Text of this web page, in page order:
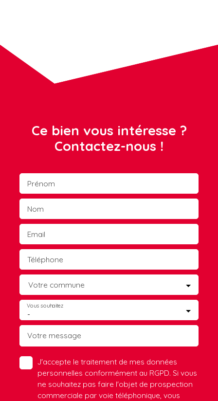
Ce bien vous intéresse ?
Contactez-nous !
Prénom
Nom
Email
Téléphone
Votre commune
-
Vous souhaitez
Votre message
J'accepte le traitement de mes données
personnelles conformément au RGPD. Si vous
ne souhaitez pas faire l'objet de prospection
commerciale par voie téléphonique, vous